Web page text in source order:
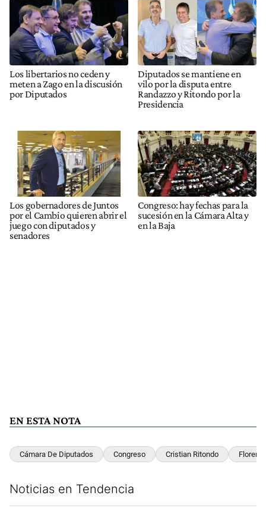
Los libertarios no ceden y
meten a Zago en la discusión
por Diputados
Diputados se mantiene en
vilo por la disputa entre
Randazzo y Ritondo por la
Presidencia
Los gobernadores de Juntos
por el Cambio quieren abrir el
juego con diputados y
senadores
Congreso: hay fechas para la
sucesión en la Cámara Alta y
en la Baja
EN ESTA NOTA
Cámara De Diputados Congreso Cristian Ritondo
Noticias en Tendencia